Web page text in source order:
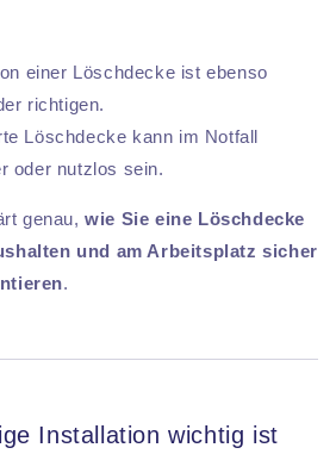
einer Löschdecke ist ebenso
richtigen.
Löschdecke kann im Notfall
oder nutzlos sein.
genau,wie Sie eine Löschdecke
und am Arbeitsplatz sicher
.
Installation wichtig ist